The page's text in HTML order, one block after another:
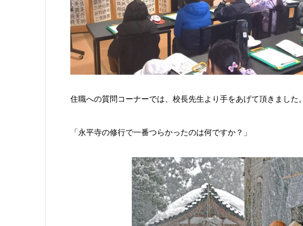
住職への質問コーナーでは、校長先生より手をあげて頂きました。
「永平寺の修行で一番つらかったのは何ですか？」